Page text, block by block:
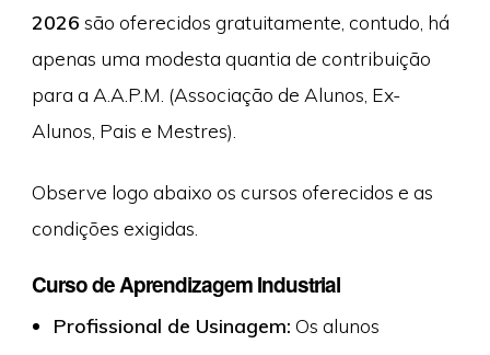
2026 são oferecidos gratuitamente, contudo, há
apenas uma modesta quantia de contribuição
para a A.A.P.M. (Associação de Alunos, Ex-
Alunos, Pais e Mestres).
Observe logo abaixo os cursos oferecidos e as
condições exigidas.
Curso de Aprendizagem Industrial
Profissional de Usinagem: Os alunos